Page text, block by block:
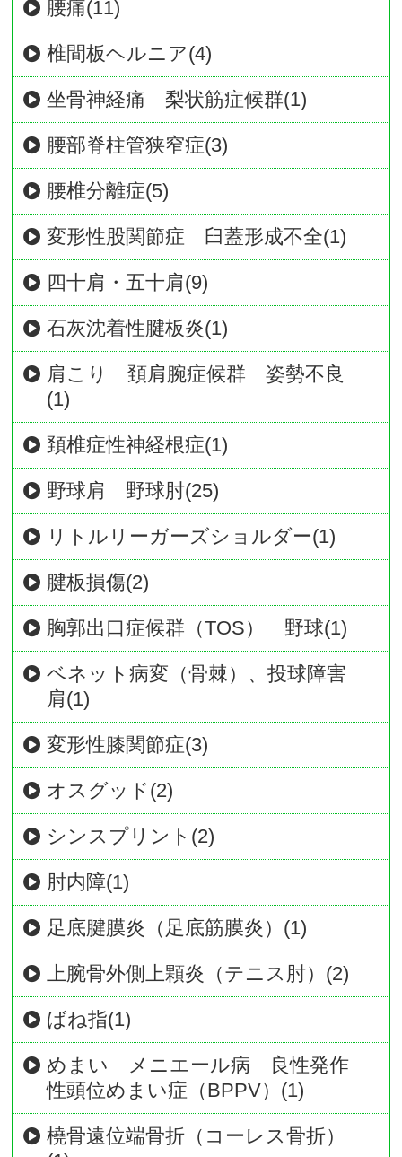
腰痛(11)
椎間板ヘルニア(4)
坐骨神経痛 梨状筋症候群(1)
腰部脊柱管狭窄症(3)
腰椎分離症(5)
変形性股関節症 臼蓋形成不全(1)
四十肩・五十肩(9)
石灰沈着性腱板炎(1)
肩こり 頚肩腕症候群 姿勢不良
(1)
頚椎症性神経根症(1)
野球肩 野球肘(25)
リトルリーガーズショルダー(1)
腱板損傷(2)
胸郭出口症候群（TOS） 野球(1)
ベネット病変（骨棘）、投球障害
肩(1)
変形性膝関節症(3)
オスグッド(2)
シンスプリント(2)
肘内障(1)
足底腱膜炎（足底筋膜炎）(1)
上腕骨外側上顆炎（テニス肘）(2)
ばね指(1)
めまい メニエール病 良性発作
性頭位めまい症（BPPV）(1)
橈骨遠位端骨折（コーレス骨折）